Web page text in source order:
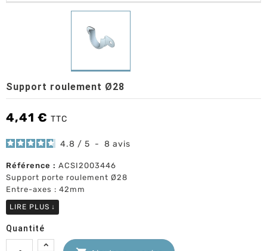
Support roulement Ø28
4,41 € TTC
4.8 / 5 - 8 avis
Référence : ACSI2003446
Support porte roulement Ø28
Entre-axes : 42mm
LIRE PLUS ↓
Quantité